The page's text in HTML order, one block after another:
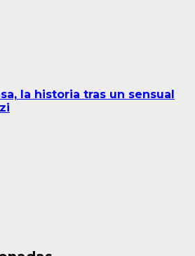
la historia tras un sensual